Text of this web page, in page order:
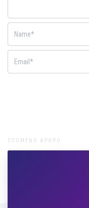
ΕΠΟΜΕΝΟ ΑΡΘΡΟ